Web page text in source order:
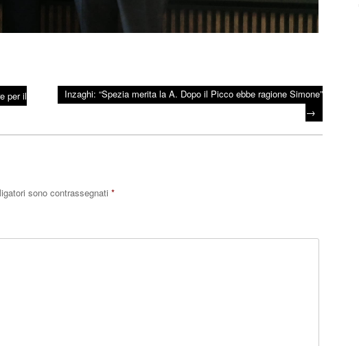
per il
Inzaghi: “Spezia merita la A. Dopo il Picco ebbe ragione Simone”
→
sono contrassegnati *